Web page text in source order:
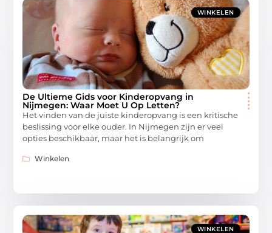
WINKELEN
De Ultieme Gids voor Kinderopvang in
Nijmegen: Waar Moet U Op Letten?
Het vinden van de juiste kinderopvang is een kritische
beslissing voor elke ouder. In Nijmegen zijn er veel
opties beschikbaar, maar het is belangrijk om
Winkelen
WINKELEN